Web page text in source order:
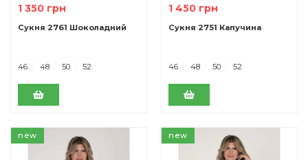
1 350 грн
Cукня 2761 Шоколадний
46 48 50 52
1 450 грн
Сукня 2751 Капучина
46 48 50 52
new new